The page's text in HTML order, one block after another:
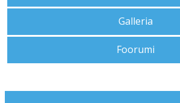
Galleria
Foorumi